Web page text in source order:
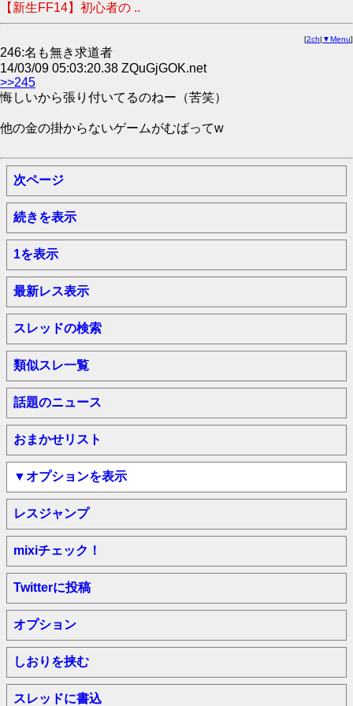
【新生FF14】初心者の ..
[2ch| ▼Menu]
246:名も無き求道者
14/03/09 05:03:20.38 ZQuGjGOK.net
>>245
悔しいから張り付いてるのねー（苦笑）
他の金の掛からないゲームがむばってw
次ページ
続きを表示
1を表示
最新レス表示
スレッドの検索
類似スレ一覧
話題のニュース
おまかせリスト
▼オプションを表示
レスジャンプ
mixiチェック！
Twitterに投稿
オプション
しおりを挟む
スレッドに書込